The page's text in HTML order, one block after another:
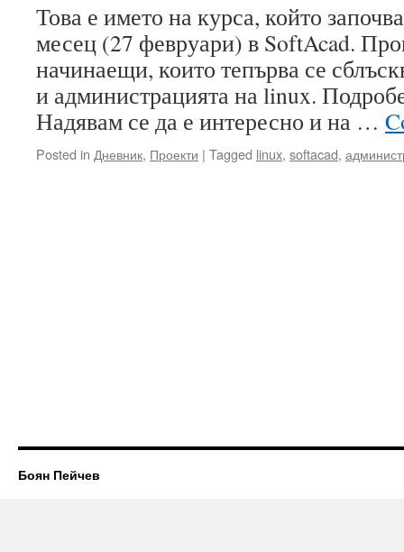
Това е името на курса, който
месец (27 февруари) в SoftAcad.
начинаещи, които тепърва се
и администрацията на linux.
Надявам се да е интересно и на …
Posted in Дневник, Проекти | Tagged linux, softacad,
Боян Пейчев